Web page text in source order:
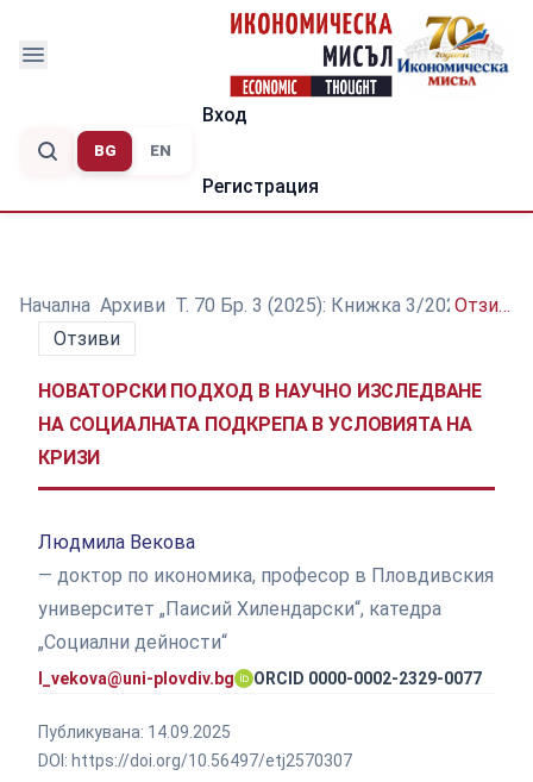
BG EN
Вход
Регистрация
Начална /Архиви /Т. 70 Бр. 3 (2025): Книжка 3/2025 /
Отзиви
Отзиви
НОВАТОРСКИ ПОДХОД В НАУЧНО ИЗСЛЕДВАНЕ
НА СОЦИАЛНАТА ПОДКРЕПА В УСЛОВИЯТА НА
КРИЗИ
Людмила Векова
— доктор по икономика, професор в Пловдивския
университет „Паисий Хилендарски“, катедра
„Социални дейности“
l_vekova@uni-plovdiv.bg ORCID 0000-0002-2329-0077
Публикувана: 14.09.2025
DOI: https://doi.org/10.56497/etj2570307